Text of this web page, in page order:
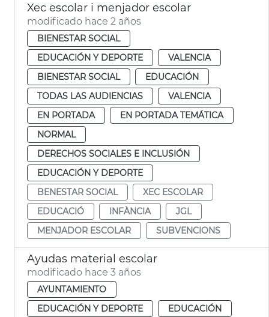
Xec escolar i menjador escolar
modificado hace 2 años
BIENESTAR SOCIAL
EDUCACIÓN Y DEPORTE
VALENCIA
BIENESTAR SOCIAL
EDUCACIÓN
TODAS LAS AUDIENCIAS
VALENCIA
EN PORTADA
EN PORTADA TEMÁTICA
NORMAL
DERECHOS SOCIALES E INCLUSIÓN
EDUCACIÓN Y DEPORTE
BENESTAR SOCIAL
XEC ESCOLAR
EDUCACIÓ
INFÀNCIA
JGL
MENJADOR ESCOLAR
SUBVENCIONS
Ayudas material escolar
modificado hace 3 años
AYUNTAMIENTO
EDUCACIÓN Y DEPORTE
EDUCACIÓN